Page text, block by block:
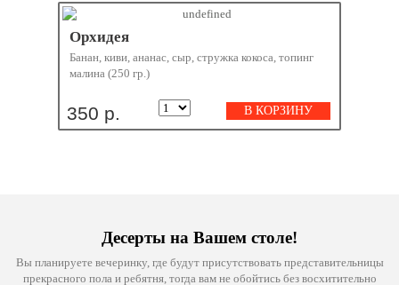
Орхидея
Банан, киви, ананас, сыр, стружка кокоса, топинг
малина (250 гр.)
350 р. В КОРЗИНУ
Десерты на Вашем столе!
Вы планируете вечеринку, где будут присутствовать представительницы
прекрасного пола и ребятня, тогда вам не обойтись без восхитительно